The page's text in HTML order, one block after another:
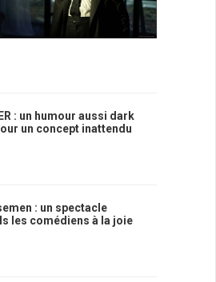
: un humour aussi dark
un concept inattendu
: un spectacle
les comédiens à la joie